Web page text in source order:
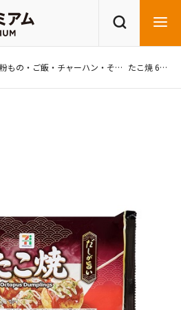
冷凍 粉もの・ご飯・チャーハン・その他 たこ焼 6個入